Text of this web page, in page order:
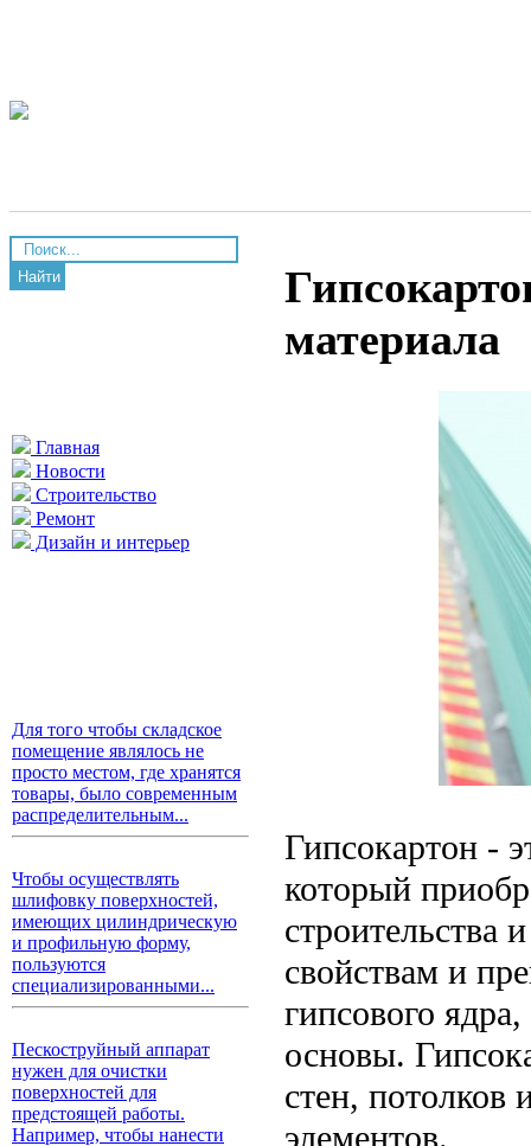
Найти
Главная
Новости
Строительство
Ремонт
Дизайн и интерьер
Для того чтобы складское
помещение являлось не
просто местом, где хранятся
товары, было современным
распределительным...
Чтобы осуществлять
шлифовку поверхностей,
имеющих цилиндрическую
и профильную форму,
пользуются
специализированными...
Пескоструйный аппарат
нужен для очистки
поверхностей для
предстоящей работы.
Например, чтобы нанести
материала
Гипсокартон -
который
строительства
свойствам и
гипсового
основы.
стен, потолков
элементов.